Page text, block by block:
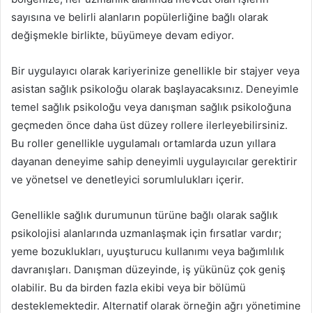
sayısına ve belirli alanların popülerliğine bağlı olarak
değişmekle birlikte, büyümeye devam ediyor.
Bir uygulayıcı olarak kariyerinize genellikle bir stajyer veya
asistan sağlık psikoloğu olarak başlayacaksınız. Deneyimle
temel sağlık psikoloğu veya danışman sağlık psikoloğuna
geçmeden önce daha üst düzey rollere ilerleyebilirsiniz.
Bu roller genellikle uygulamalı ortamlarda uzun yıllara
dayanan deneyime sahip deneyimli uygulayıcılar gerektirir
ve yönetsel ve denetleyici sorumlulukları içerir.
Genellikle sağlık durumunun türüne bağlı olarak sağlık
psikolojisi alanlarında uzmanlaşmak için fırsatlar vardır;
yeme bozuklukları, uyuşturucu kullanımı veya bağımlılık
davranışları. Danışman düzeyinde, iş yükünüz çok geniş
olabilir. Bu da birden fazla ekibi veya bir bölümü
desteklemektedir. Alternatif olarak örneğin ağrı yönetimine